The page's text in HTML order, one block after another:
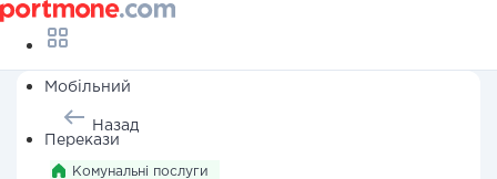
Мобільний
Перекази
Назад
Комунальні послуги